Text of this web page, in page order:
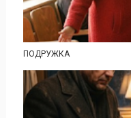
ПОДРУЖКА